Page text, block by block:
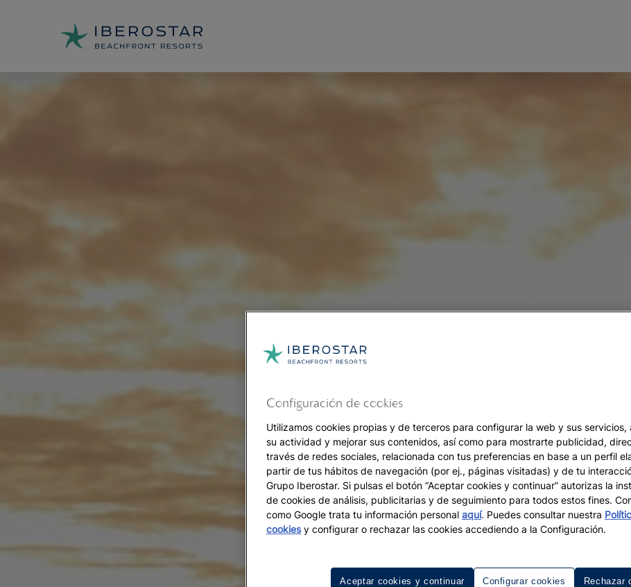
Configuración de cookies
Utilizamos cookies propias y de terceros para configurar la web y sus servicios,
su actividad y mejorar sus contenidos, así como para mostrarte publicidad,
través de redes sociales, relacionada con tus preferencias en base a un perfil
partir de tus hábitos de navegación (por ej., páginas visitadas) y de tu
Grupo Iberostar. Si pulsas el botón “Aceptar cookies y continuar” autorizas la
de cookies de análisis, publicitarias y de seguimiento para todos estos fines.
como Google trata tu información personal aquí. Puedes consultar nuestra
cookiesy configurar o rechazar las cookies accediendo a la Configuración.
Configurar cookies Rechazar
Aceptar cookies y continuar